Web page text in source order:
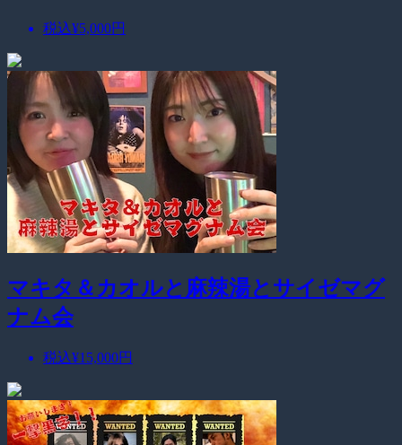
税込¥5,000円
マキタ＆カオルと麻辣湯とサイゼマグ
ナム会
税込¥15,000円